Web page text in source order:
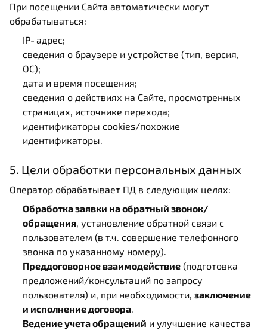
При посещении Сайта автоматически могут
обрабатываться:
IP‑адрес;
сведения о браузере и устройстве (тип, версия,
ОС);
дата и время посещения;
сведения о действиях на Сайте, просмотренных
страницах, источнике перехода;
идентификаторы cookies/похожие
идентификаторы.
5. Цели обработки персональных данных
Оператор обрабатывает ПД в следующих целях:
Обработка заявки на обратный звонок/
обращения, установление обратной связи с
пользователем (в т.ч. совершение телефонного
звонка по указанному номеру).
Преддоговорное взаимодействие (подготовка
предложений/консультаций по запросу
пользователя) и, при необходимости, заключение
и исполнение договора.
Ведение учета обращений и улучшение качества